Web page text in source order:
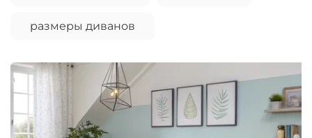
размеры диванов